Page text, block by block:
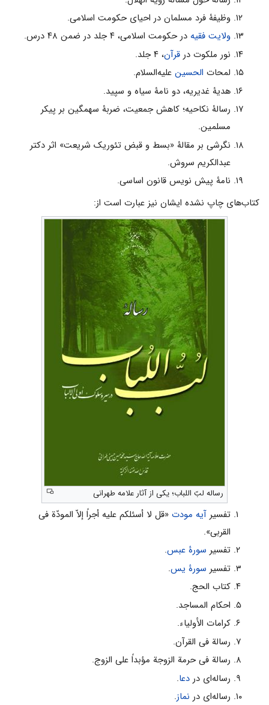
وظیفۀ فرد مسلمان در احیاى حکومت اسلامى.
ولایت فقیهدر حکومت اسلامى، ۴ جلد در ضمن ۴۸ درس.
نور ملکوت در قرآن، ۴ جلد.
لمحات الحسین‌علیه‌السلام.
هدیۀ غدیریه، دو نامۀ سیاه و سپید.
رسالۀ نکاحیه؛ کاهش جمعیت، ضربۀ سهمگین بر پیکر
مسلمین.
نگرشى بر مقالۀ «بسط و قبض تئوریک شریعت» اثر دکتر
عبدالکریم سروش.
نامۀ پیش نویس قانون اساسى.
کتاب‌هاى چاپ نشده ایشان نیز عبارت است از:
رساله لبّ اللباب؛ یکی از آثار علامه طهرانی
تفسیر آیه مودت«قل لا أسئلکم علیه أجراً إلاّ المودّة فی
القربى».
تفسیر سورۀ عبس.
تفسیر سورۀ یس.
کتاب الحج.
احکام المساجد.
کرامات الأولیاء.
رسالة فی القرآن.
رسالة فی حرمة الزوجة مؤبداً على الزوج.
رساله‌اى در دعا.
رساله‌اى در نماز.